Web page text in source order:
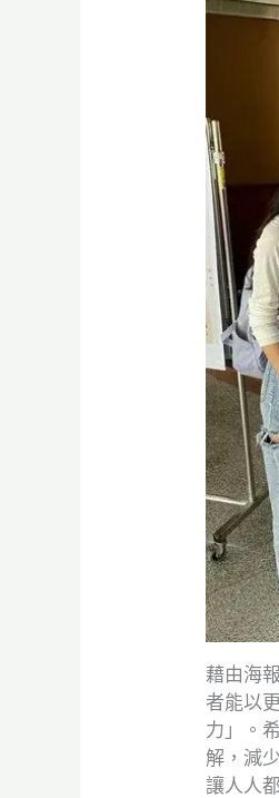
藉由海
者能以
力」。
解，減
讓人人